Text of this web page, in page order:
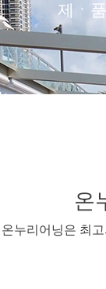
제ㆍ
온
온누리어닝은 최